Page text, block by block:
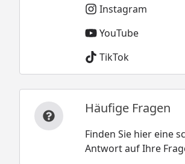
Instagram
YouTube
TikTok
Häufige Fragen
Finden Sie hier eine
Antwort auf Ihre